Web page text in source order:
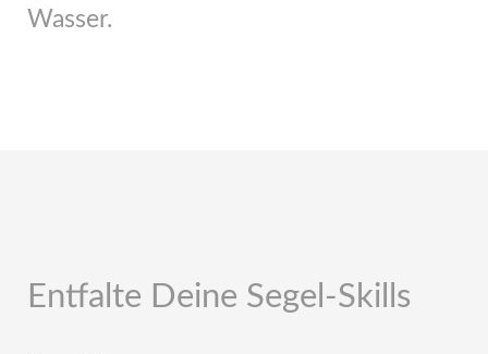
Wasser.
Entfalte Deine Segel-Skills